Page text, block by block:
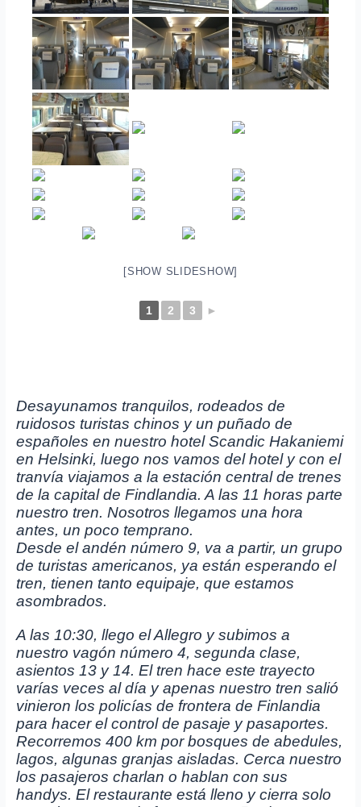
[SHOW SLIDESHOW]
1 2 3 ►
Desayunamos tranquilos, rodeados de
ruidosos turistas chinos y un puñado de
españoles en nuestro hotel Scandic Hakaniemi
en Helsinki, luego nos vamos del hotel y con el
tranvía viajamos a la estación central de trenes
de la capital de Findlandia. A las 11 horas parte
nuestro tren. Nosotros llegamos una hora
antes, un poco temprano.
Desde el andén número 9, va a partir, un grupo
de turistas americanos, ya están esperando el
tren, tienen tanto equipaje, que estamos
asombrados.
A las 10:30, llego el Allegro y subimos a
nuestro vagón número 4, segunda clase,
asientos 13 y 14. El tren hace este trayecto
varías veces al día y apenas nuestro tren salió
vinieron los policías de frontera de Finlandia
para hacer el control de pasaje y pasaportes.
Recorremos 400 km por bosques de abedules,
lagos, algunas granjas aisladas. Cerca nuestro
los pasajeros charlan o hablan con sus
handys. El restaurante está lleno y cierra solo